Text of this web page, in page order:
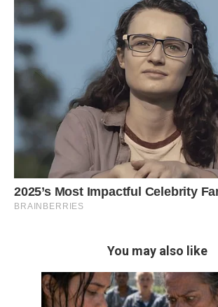
You may also like